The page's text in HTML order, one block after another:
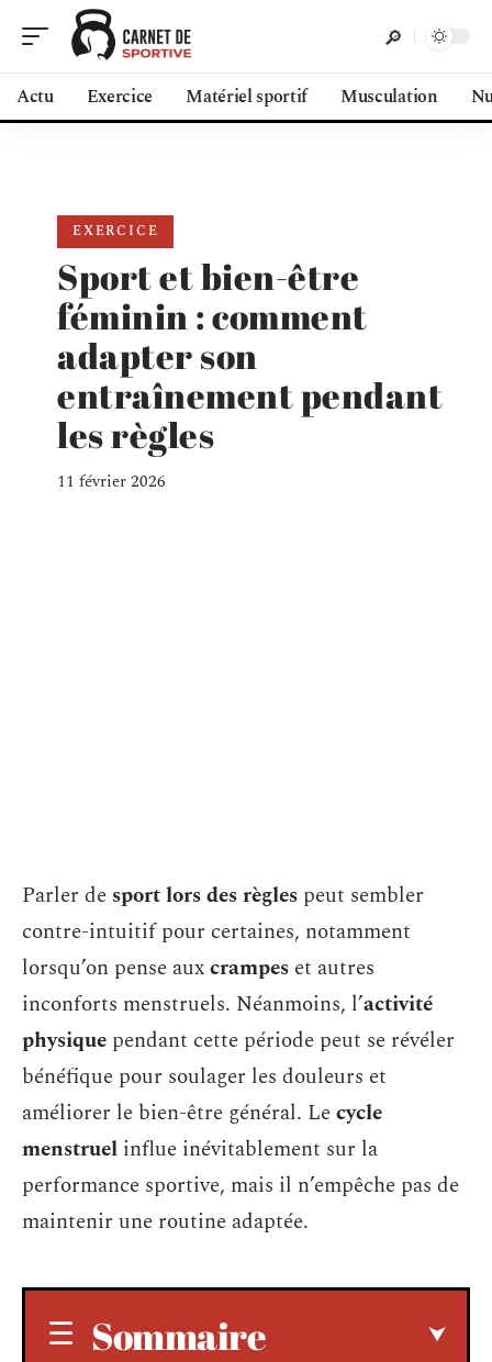
Actu Exercice Matériel sportif Musculation
EXERCICE
Sport et bien-être
féminin : comment
adapter son
entraînement pendant
les règles
11 février 2026
Parler de sport lors des règles peut sembler
contre-intuitif pour certaines, notamment
lorsqu’on pense auxcrampes et autres
inconforts menstruels. Néanmoins, l’activité
physique pendant cette période peut se révéler
bénéfique pour soulager les douleurs et
améliorer le bien-être général. Lecycle
menstruel influe inévitablement sur la
performance sportive, mais il n’empêche pas de
maintenir une routine adaptée.
Sommaire